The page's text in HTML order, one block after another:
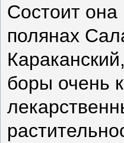
Состоит
полянах
боры очень